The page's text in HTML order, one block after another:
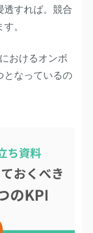
透すれば。競合
。
おけるオンボ
となっているの